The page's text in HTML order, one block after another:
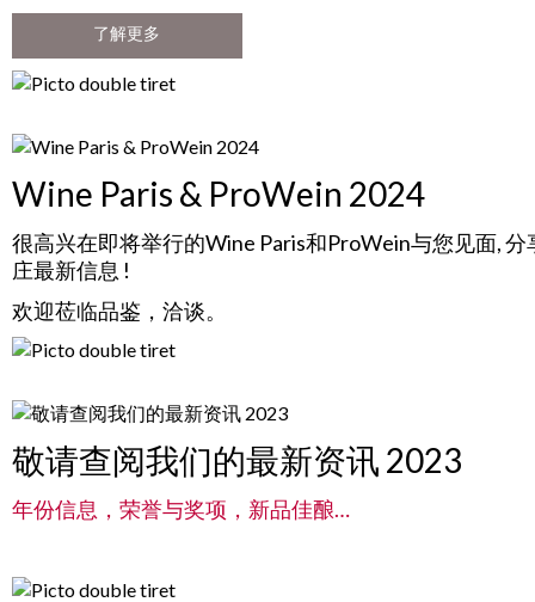
了解更多
Wine Paris & ProWein 2024
很高兴在即将举行的Wine Paris和ProWein与您见面, 分
庄最新信息 !
欢迎莅临品鉴，洽谈。
敬请查阅我们的最新资讯 2023
年份信息，荣誉与奖项，新品佳酿…